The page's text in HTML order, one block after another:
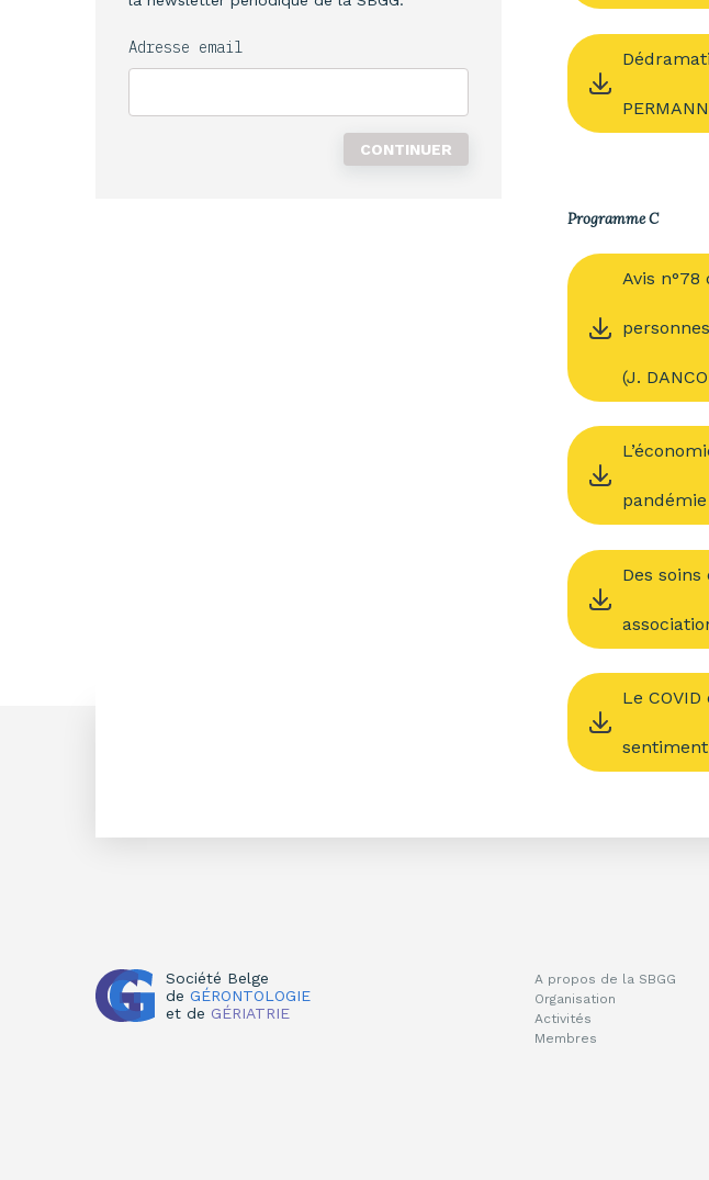
Adresse email
Programme C
Avis
(J.
pandémie
Des
Le
sentiment
Société Belge
de GÉRONTOLOGIE
et de GÉRIATRIE
A propos de la SBGG
Organisation
Activités
Membres